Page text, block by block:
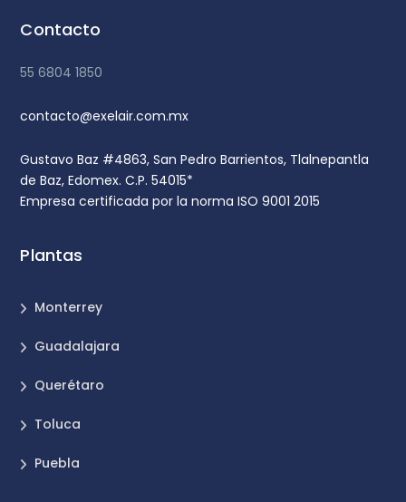
Contacto
55 6804 1850
contacto@exelair.com.mx
Gustavo Baz #4863, San Pedro Barrientos, Tlalnepantla
de Baz, Edomex. C.P. 54015*
Empresa certificada por la norma ISO 9001 2015
Plantas
Monterrey
Guadalajara
Querétaro
Toluca
Puebla